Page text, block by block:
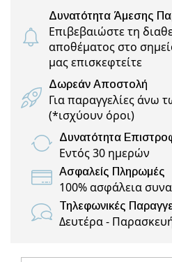
Δυνατότητα Άμεσης
Επιβεβαιώστε τη
αποθέματος στο
μας επισκεφτείτε
Δωρεάν Αποστολή
Για παραγγελίες άνω
(*ισχύουν όροι)
Δυνατότητα
Εντός 30 ημερών
Ασφαλείς Πληρωμές
100% ασφάλεια
Τηλεφωνικές
Δευτέρα -